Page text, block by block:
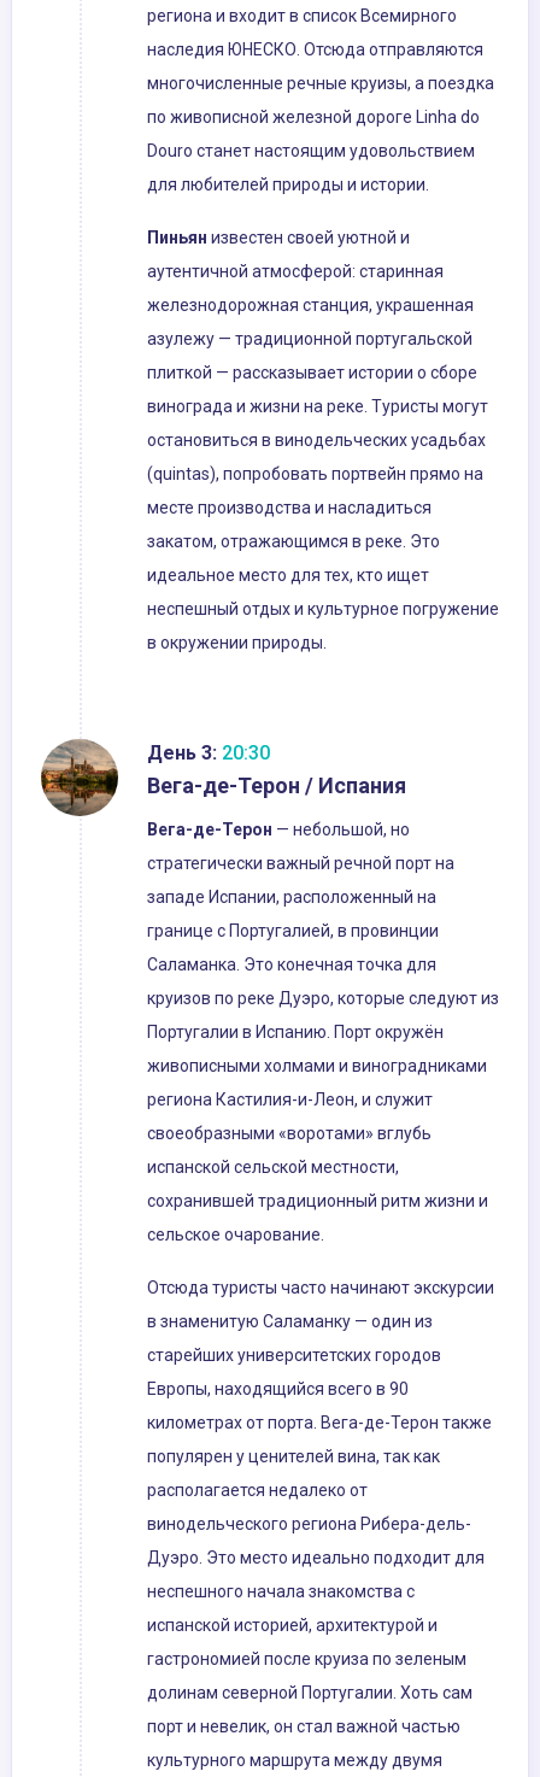
региона и входит в список Всемирного
наследия ЮНЕСКО. Отсюда отправляются
многочисленные речные круизы, а поездка
по живописной железной дороге Linha do
Douro станет настоящим удовольствием
для любителей природы и истории.
Пиньян известен своей уютной и
аутентичной атмосферой: старинная
железнодорожная станция, украшенная
азулежу — традиционной португальской
плиткой — рассказывает истории о сборе
винограда и жизни на реке. Туристы могут
остановиться в винодельческих усадьбах
(quintas), попробовать портвейн прямо на
месте производства и насладиться
закатом, отражающимся в реке. Это
идеальное место для тех, кто ищет
неспешный отдых и культурное погружение
в окружении природы.
День 3: 20:30
Вега-де-Терон / Испания
Вега-де-Терон — небольшой, но
стратегически важный речной порт на
западе Испании, расположенный на
границе с Португалией, в провинции
Саламанка. Это конечная точка для
круизов по реке Дуэро, которые следуют из
Португалии в Испанию. Порт окружён
живописными холмами и виноградниками
региона Кастилия-и-Леон, и служит
своеобразными «воротами» вглубь
испанской сельской местности,
сохранившей традиционный ритм жизни и
сельское очарование.
Отсюда туристы часто начинают экскурсии
в знаменитую Саламанку — один из
старейших университетских городов
Европы, находящийся всего в 90
километрах от порта. Вега-де-Терон также
популярен у ценителей вина, так как
располагается недалеко от
винодельческого региона Рибера-дель-
Дуэро. Это место идеально подходит для
неспешного начала знакомства с
испанской историей, архитектурой и
гастрономией после круиза по зеленым
долинам северной Португалии. Хоть сам
порт и невелик, он стал важной частью
культурного маршрута между двумя